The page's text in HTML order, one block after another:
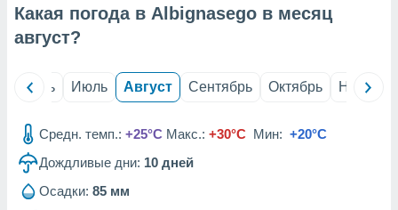
рекламы
сведения
Какая погода в Albignasego в месяц
август?
Июнь Июль Август Сентябрь Октябрь Ноябрь
Средн. темп.: +25°C Макс.: +30°C Мин: +20°C
Дождливые дни: 10 дней
Осадки: 85 мм